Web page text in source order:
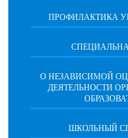
ПРОФИЛАКТИКА
О НЕЗАВИСИМОЙ
ДЕЯТЕЛЬНОСТИ
ШКОЛЬНЫЙ